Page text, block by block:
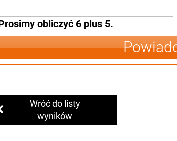
obliczyć 6 plus 5.
Wróć do listy
wyników